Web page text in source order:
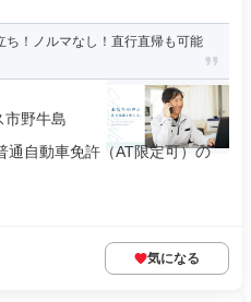
ち！ノルマなし！直行直帰も可能
市野牛島
通自動車免許（AT限定可）の
気になる